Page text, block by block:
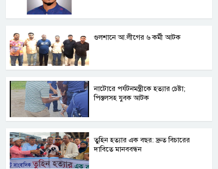
গুলশানে আ.লীগের ৬ কর্মী আটক
নাটোরে পর্যটনমন্ত্রীকে হত্যার চেষ্টা;
পিস্তলসহ যুবক আটক
তুহিন হত্যার এক বছর: দ্রুত বিচারের
দাবিতে মানববন্ধন